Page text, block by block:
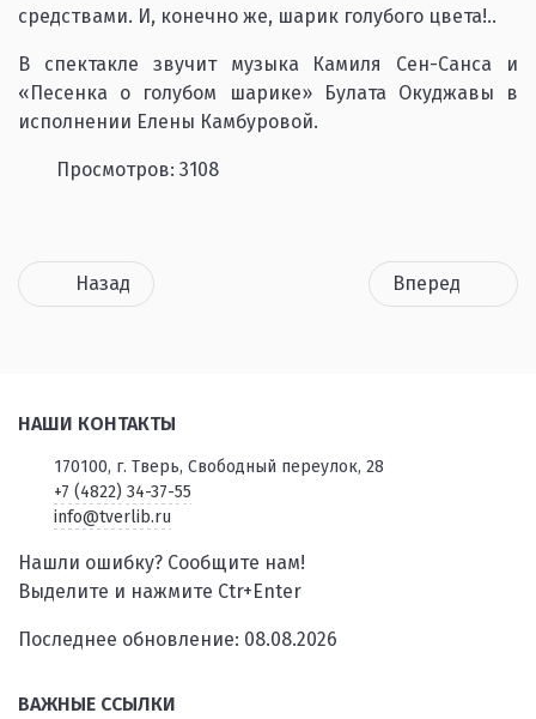
средствами. И, конечно же, шарик голубого цвета!..
В спектакле звучит музыка Камиля Сен-Санса и
«Песенка о голубом шарике» Булата Окуджавы в
исполнении Елены Камбуровой.
Просмотров: 3108
Назад Вперед
НАШИ КОНТАКТЫ
170100, г. Тверь, Свободный переулок, 28
+7 (4822) 34-37-55
info@tverlib.ru
Нашли ошибку? Сообщите нам!
Выделите и нажмите Ctr+Enter
Последнее обновление: 08.08.2026
ВАЖНЫЕ ССЫЛКИ